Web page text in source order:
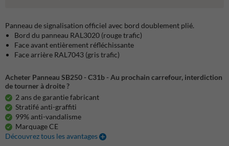
Panneau de signalisation officiel avec bord doublement plié.
Bord du panneau RAL3020 (rouge trafic)
Face avant entièrement réfléchissante
Face arrière RAL7043 (gris trafic)
Acheter Panneau SB250 - C31b - Au prochain carrefour, interdiction
de tourner à droite ?
2 ans de garantie fabricant
Stratifé anti-graffiti
99% anti-vandalisme
Marquage CE
Découvrez tous les avantages